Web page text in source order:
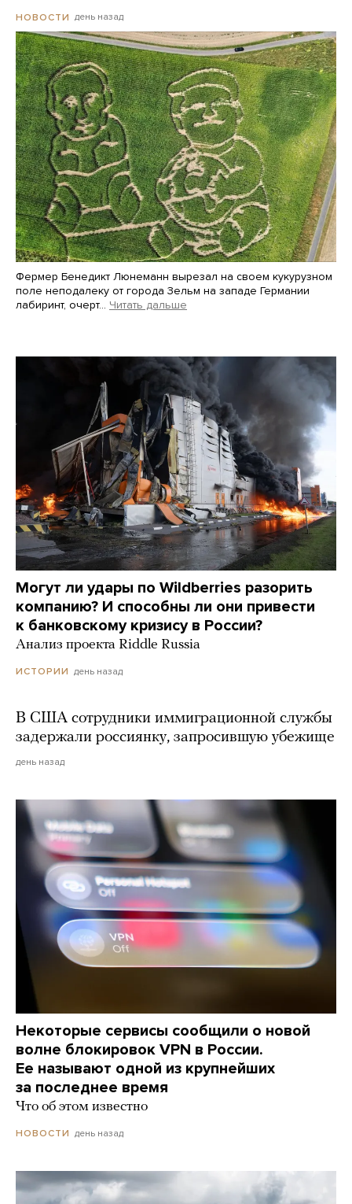
НОВОСТИ день назад
Фермер Бенедикт Люнеманн вырезал на своем кукурузном
поле неподалеку от города Зельм на западе Германии
лабиринт, очерт… Читать дальше
Могут ли удары по Wildberries разорить
компанию? И способны ли они привести
к банковскому кризису в России?
Анализ проекта Riddle Russia
ИСТОРИИ день назад
В США сотрудники иммиграционной службы
задержали россиянку, запросившую убежище
день назад
Некоторые сервисы сообщили о новой
волне блокировок VPN в России.
Ее называют одной из крупнейших
за последнее время
Что об этом известно
НОВОСТИ день назад